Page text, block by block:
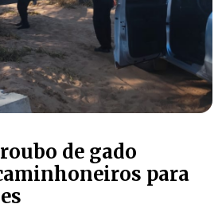
de gado
para